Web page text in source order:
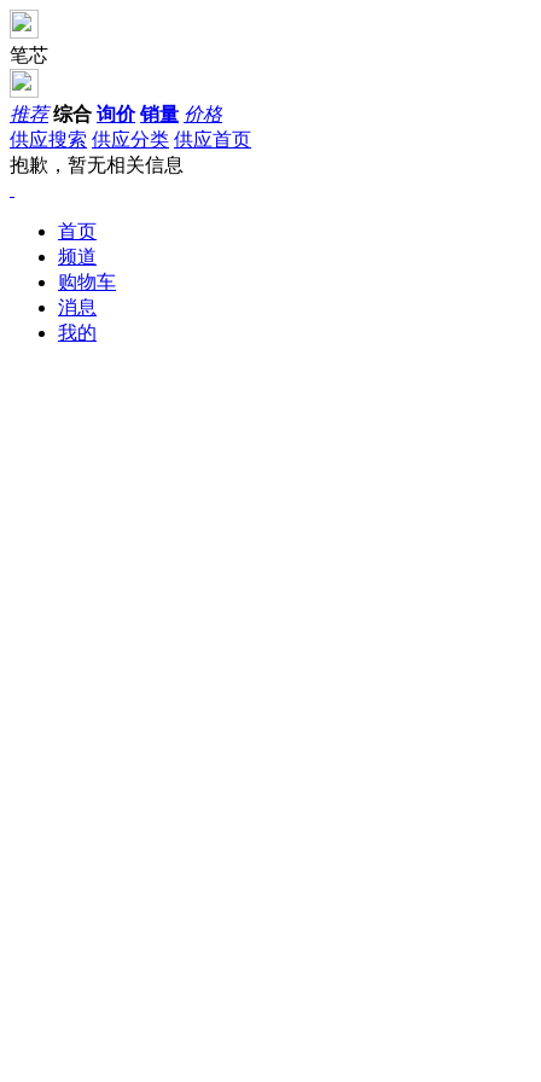
笔芯
推荐 综合 询价 销量 价格
供应搜索 供应分类 供应首页
抱歉，暂无相关信息
首页
频道
购物车
消息
我的